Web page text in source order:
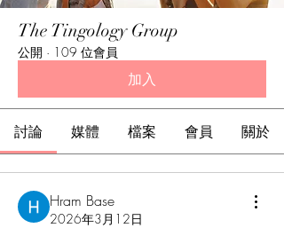
The Tingology Group
公開 · 109 位會員
加入
討論 媒體 檔案 會員 關於
Hram Base
2026年3月12日